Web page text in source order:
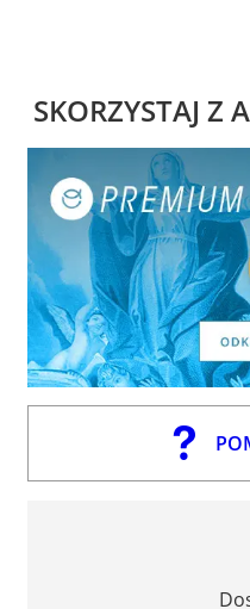
SKORZYSTAJ Z